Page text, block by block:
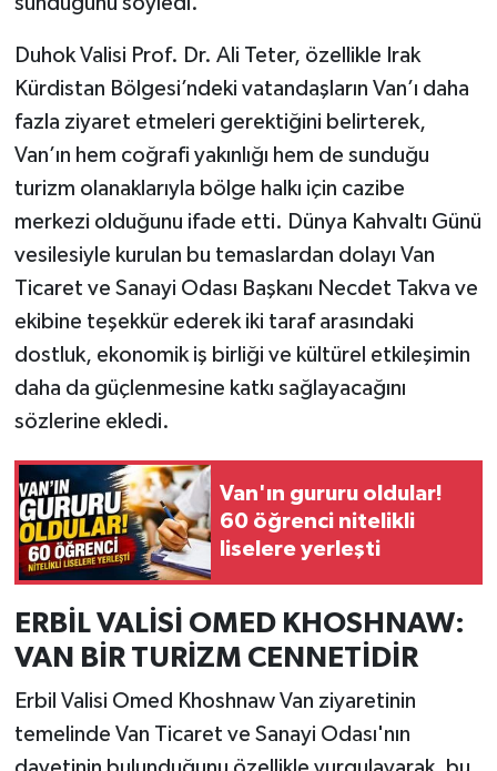
Duhok Valisi Prof. Dr. Ali Teter, özellikle Irak
Kürdistan Bölgesi’ndeki vatandaşların Van’ı daha
fazla ziyaret etmeleri gerektiğini belirterek,
Van’ın hem coğrafi yakınlığı hem de sunduğu
turizm olanaklarıyla bölge halkı için cazibe
merkezi olduğunu ifade etti. Dünya Kahvaltı Günü
vesilesiyle kurulan bu temaslardan dolayı Van
Ticaret ve Sanayi Odası Başkanı Necdet Takva ve
ekibine teşekkür ederek iki taraf arasındaki
dostluk, ekonomik iş birliği ve kültürel etkileşimin
daha da güçlenmesine katkı sağlayacağını
sözlerine ekledi.
Van'ın gururu oldular!
60 öğrenci nitelikli
liselere yerleşti
ERBİL VALİSİ OMED KHOSHNAW:
VAN BİR TURİZM CENNETİDİR
Erbil Valisi Omed Khoshnaw Van ziyaretinin
temelinde Van Ticaret ve Sanayi Odası'nın